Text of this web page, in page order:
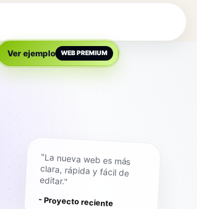
Ver ejemplo WEB PREMIUM
"La nueva web es más
clara, rápida y fácil de
editar."
- Proyecto reciente